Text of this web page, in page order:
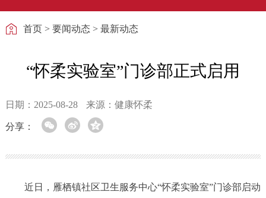
首页> 要闻动态> 最新动态
“怀柔实验室”门诊部正式启用
日期：2025-08-28 来源：健康怀柔
分享：
近日，雁栖镇社区卫生服务中心“怀柔实验室”门诊部启动